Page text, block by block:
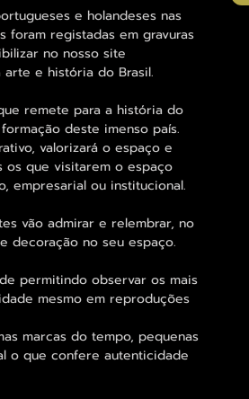
e holandeses nas
foram registadas em gravuras
no nosso site
e história do Brasil.
remete para a história do
deste imenso país.
valorizará o espaço e
os que visitarem o espaço
empresarial ou institucional.
vão admirar e relembrar, no
decoração no seu espaço.
permitindo observar os mais
mesmo em reproduções
marcas do tempo, pequenas
o que confere autenticidade